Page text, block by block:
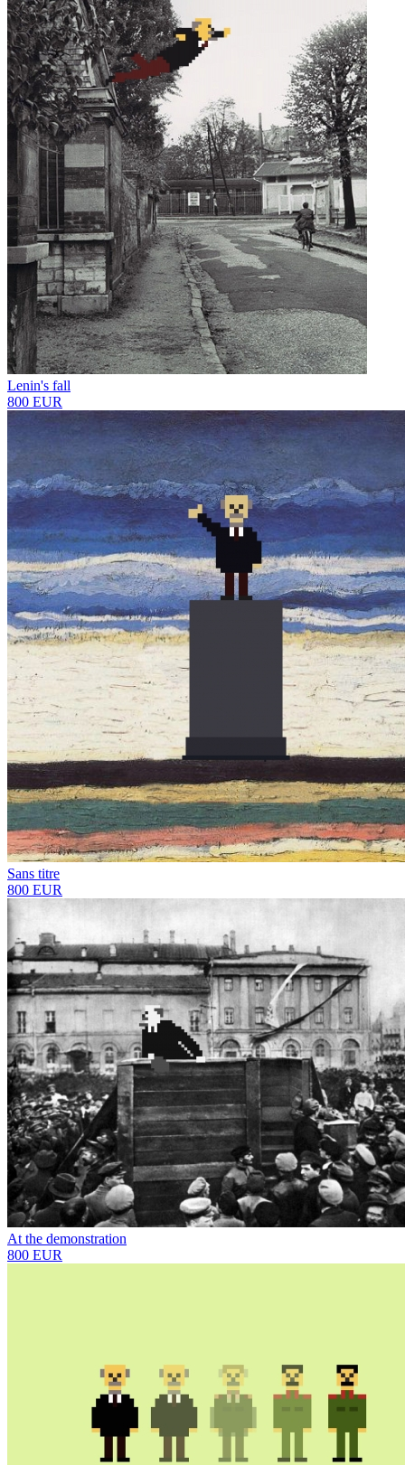
Lenin's fall
800 EUR
Sans titre
800 EUR
At the demonstration
800 EUR